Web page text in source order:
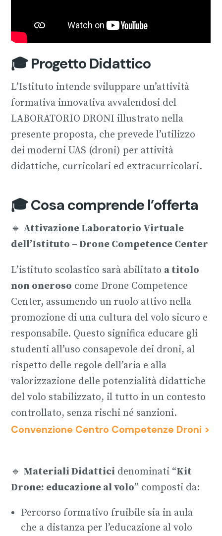
🎓 Progetto Didattico
L’Istituto intende sviluppare un’attività
formativa innovativa avvalendosi del
LABORATORIO DRONI illustrato nella
presente proposta, che prevede l’utilizzo
dei moderni UAS (droni) per attività
didattiche, curricolari ed extracurricolari.
🎓 Cosa comprende l’offerta
🔹 Attivazione Laboratorio Virtuale
dell’Istituto – Drone Competence Center
L’istituto scolastico sarà abilitato a titolo
non oneroso come Drone Competence
Center, assumendo un ruolo attivo nella
promozione di una cultura del volo sicuro e
responsabile. Questo significa educare gli
studenti all’uso consapevole dei droni, al
rispetto delle regole dell’aria e alla
valorizzazione delle potenzialità didattiche
del volo stabilizzato, il tutto in un contesto
controllato, senza rischi né sanzioni.
Convenzione Centro Competenze Droni >
🔹 Materiali Didattici denominati “Kit
Drone: educazione al volo” composti da:
Percorso formativo fruibile sia in aula
che a distanza per l’educazione al volo